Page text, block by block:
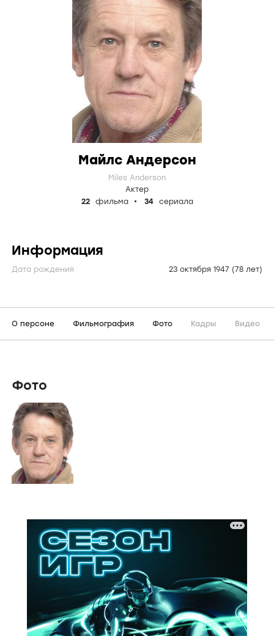
Майлс Андерсон
Miles Anderson
Актер
22
фильма 34 сериала
Информация
Дата рождения 23 октября 1947 (78 лет)
О персоне Фильмография Фото Кадры Видео
Фото